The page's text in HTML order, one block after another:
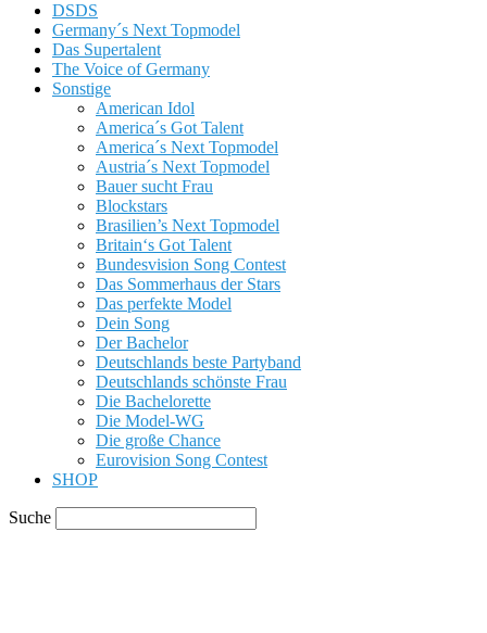
DSDS
Germany´s Next Topmodel
Das Supertalent
The Voice of Germany
Sonstige
American Idol
America´s Got Talent
America´s Next Topmodel
Austria´s Next Topmodel
Bauer sucht Frau
Blockstars
Brasilien’s Next Topmodel
Britain‘s Got Talent
Bundesvision Song Contest
Das Sommerhaus der Stars
Das perfekte Model
Dein Song
Der Bachelor
Deutschlands beste Partyband
Deutschlands schönste Frau
Die Bachelorette
Die Model-WG
Die große Chance
Eurovision Song Contest
SHOP
Suche